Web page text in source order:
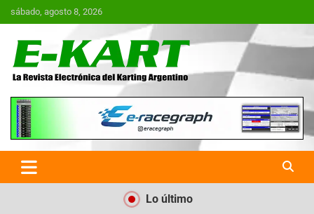
Saltar
al
sábado, agosto 8, 2026
E-Kart.com.ar | La Revista
Electrónica del Karting en
Argentina
Lo último